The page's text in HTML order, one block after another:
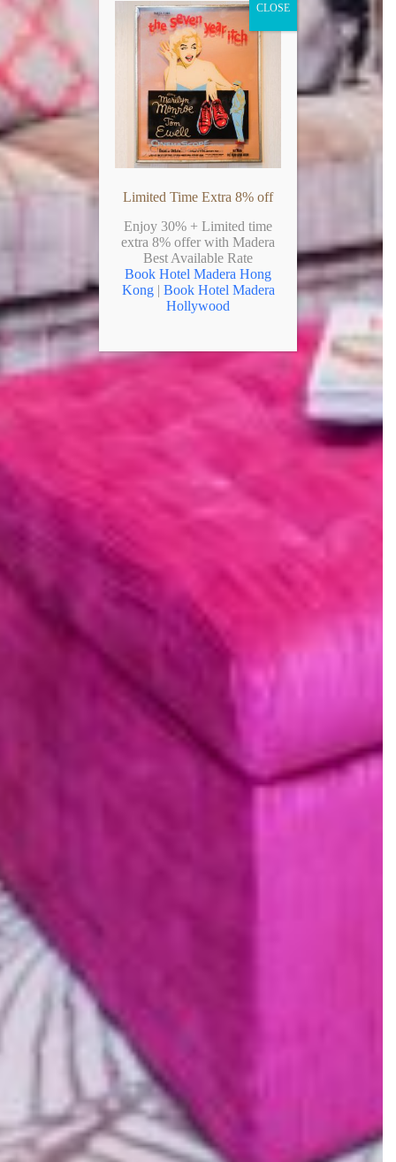
Limited Time Extra 8% off
Enjoy 30% + Limited time
extra 8% offer with Madera
Best Available Rate
Book Hotel Madera Hong
Kong| Book Hotel Madera
Hollywood
CLOSE